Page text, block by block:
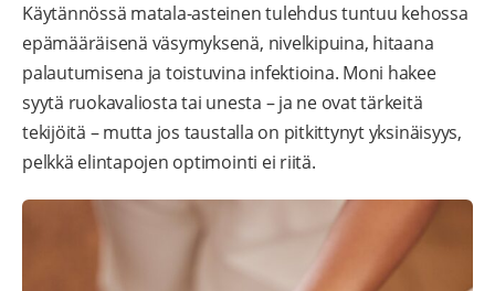
Käytännössä matala-asteinen tulehdus tuntuu kehossa
epämääräisenä väsymyksenä, nivelkipuina, hitaana
palautumisena ja toistuvina infektioina. Moni hakee
syytä ruokavaliosta tai unesta – ja ne ovat tärkeitä
tekijöitä – mutta jos taustalla on pitkittynyt yksinäisyys,
pelkkä elintapojen optimointi ei riitä.